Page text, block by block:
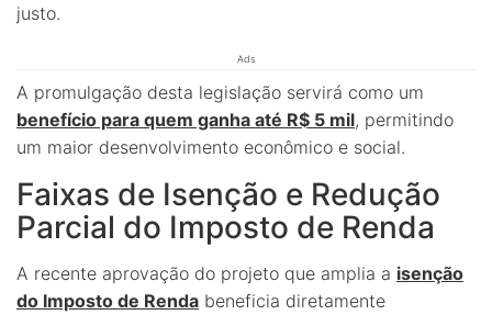
justo.
Ads
A promulgação desta legislação servirá como um
benefício para quem ganha até R$ 5 mil, permitindo
um maior desenvolvimento econômico e social.
Faixas de Isenção e Redução
Parcial do Imposto de Renda
A recente aprovação do projeto que amplia a isenção
do Imposto de Renda beneficia diretamente